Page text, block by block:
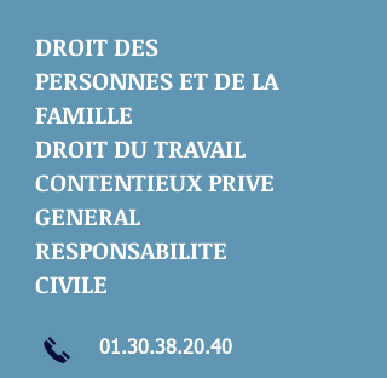
DROIT DES
PERSONNES ET DE LA
FAMILLE
DROIT DU TRAVAIL
CONTENTIEUX PRIVE
GENERAL
RESPONSABILITE
CIVILE
01.30.38.20.40